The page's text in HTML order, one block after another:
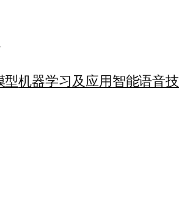
型机器学习及应用智能语音